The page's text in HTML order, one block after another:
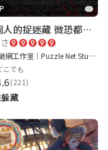
一個人的捉迷藏 微恐都市傳說
謎網工作室｜Puzzle Net Studio
こでも
(221)
藏